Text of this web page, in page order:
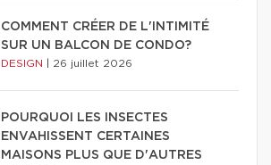
COMMENT CRÉER DE L'INTIMITÉ
SUR UN BALCON DE CONDO?
DESIGN 26 juillet 2026
POURQUOI LES INSECTES
ENVAHISSENT CERTAINES
MAISONS PLUS QUE D'AUTRES